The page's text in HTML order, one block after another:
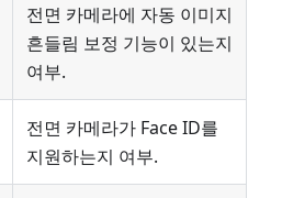
전면 카메라에 자동 이미지
흔들림 보정 기능이 있는지
여부.
전면 카메라가 Face ID를
지원하는지 여부.